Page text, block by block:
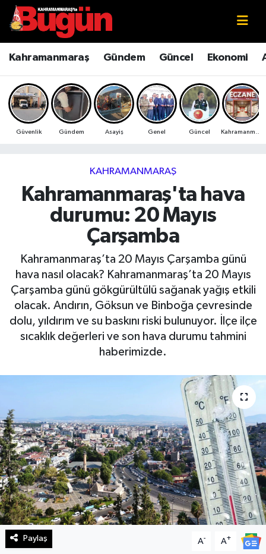
Kahramanmaraş Gündem Güncel Ekonomi
Güvenlik Gündem Asayiş Genel Güncel
KAHRAMANMARAŞ
Kahramanmaraş'ta hava
durumu: 20 Mayıs
Çarşamba
Kahramanmaraş’ta 20 Mayıs Çarşamba günü
hava nasıl olacak? Kahramanmaraş’ta 20 Mayıs
Çarşamba günü gökgürültülü sağanak yağış etkili
olacak. Andırın, Göksun ve Binboğa çevresinde
dolu, yıldırım ve su baskını riski bulunuyor. İlçe ilçe
sıcaklık değerleri ve son hava durumu tahmini
haberimizde.
Paylaş A- A+
Kahramanmaraş
Kahramanmaraş Sokak Röportajları
Bilim ve Teknoloji
Çevre
Ekonomi
Güncel
Haberde İnsan
Kültür Sanat
Manşet Altı
Resmi İlan
Sağlık
Spor
SürManşet
Kahramanmaraş Nöbetçi Eczaneler
Kahramanmaraş Hava Durumu
Kahramanmaraş Namaz Vakitleri
Kahramanmaraş Trafik Yoğunluk Haritası
Süper Lig Puan Durumu ve Fikstür
Tüm Manşetler
Son Dakika Haberleri
Haber Arşivi